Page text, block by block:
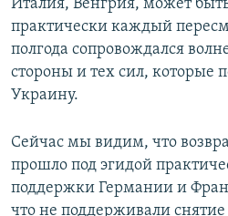
Италия, Венгрия, может
практически каждый
полгода сопровождался
стороны и тех сил, которые
Украину.
Сейчас мы видим, что
прошло под эгидой
поддержки Германии и
что не поддерживали